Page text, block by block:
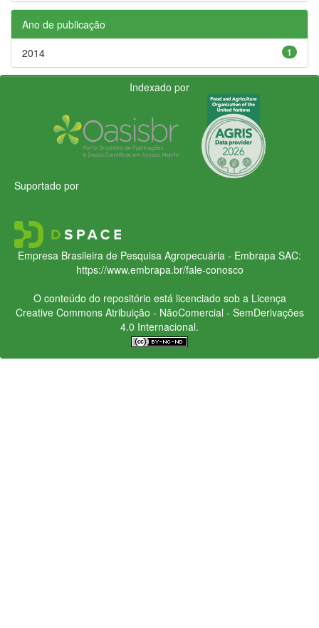
Ano de publicação
1
2014
Indexado por
Suportado por
Empresa Brasileira de Pesquisa Agropecuária - Embrapa SAC:
https://www.embrapa.br/fale-conosco
O conteúdo do repositório está licenciado sob a Licença
Creative CommonsAtribuição - NãoComercial - SemDerivações
4.0 Internacional.